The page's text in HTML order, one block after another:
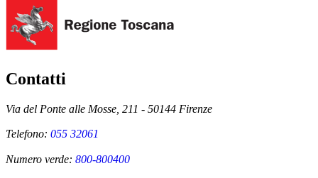
Contatti
Via del Ponte alle Mosse, 211 - 50144 Firenze
Telefono: 055 32061
Numero verde: 800-800400